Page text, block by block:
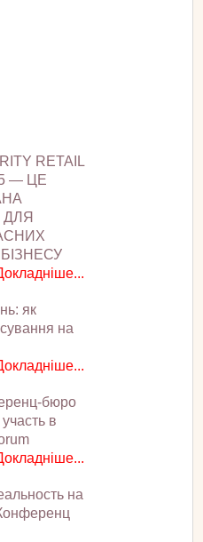
RETAIL
— ЦЕ
ДЛЯ
як
на
бюро
в
на